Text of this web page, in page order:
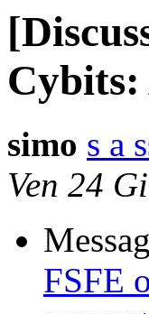
Cybits:
simo s a
Ven 24
FSFE